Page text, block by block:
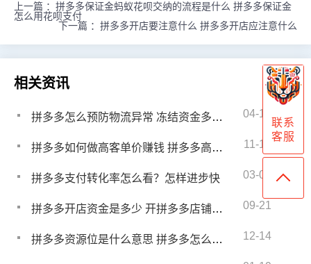
上一篇 ： 拼多多保证金蚂蚁花呗交纳的流程是什么 拼多多保证金
怎么用花呗支付
下一篇 ： 拼多多开店要注意什么 拼多多开店应注意什么
相关资讯
拼多多怎么预防物流异常 冻结资金多久解封 04-15
拼多多如何做高客单价赚钱 拼多多高客单价玩法 11-18
拼多多支付转化率怎么看？怎样进步快 03-05
拼多多开店资金是多少 开拼多多店铺要多少钱 09-21
拼多多资源位是什么意思 拼多多怎么获取资源位 12-14
联系
客服